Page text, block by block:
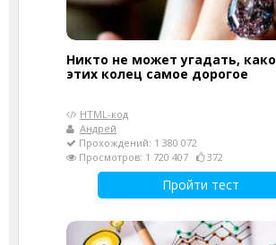
Никто не может угадать,
этих колец самое дорогое
HTML-код
Андрей
Прохождений: 1 380 072
Просмотров: 1 720 407
372
Пройти тест